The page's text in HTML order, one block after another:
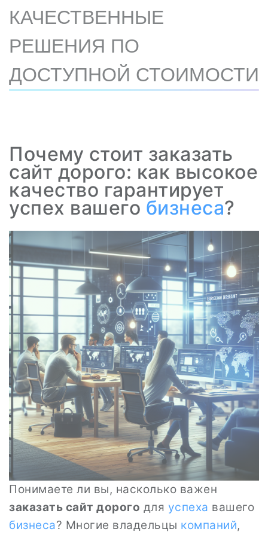
КАЧЕСТВЕННЫЕ
РЕШЕНИЯ ПО
ДОСТУПНОЙ СТОИМОСТИ
Почему стоит заказать
сайт дорого: как высокое
качество гарантирует
успех вашего бизнеса?
Понимаете ли вы, насколько важен
заказать сайт дорого для успеха вашего
бизнеса? Многие владельцы компаний,